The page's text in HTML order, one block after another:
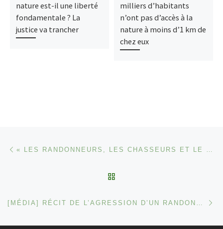
nature est-il une liberté
fondamentale ? La
justice va trancher
milliers d’habitants
n’ont pas d’accès à la
nature à moins d’1 km de
chez eux
Parcourir les articles